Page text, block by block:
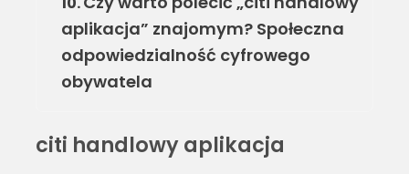
aplikacja” znajomym? Społeczna
odpowiedzialność cyfrowego
obywatela
citi handlowy aplikacja